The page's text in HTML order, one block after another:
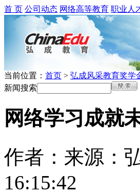
首 页 公司动态 网络高等教育 职业人
当前位置： 首页 > 弘成风采教育奖学
新闻搜索
网络学习成就
作者： 来源：
16:15:42